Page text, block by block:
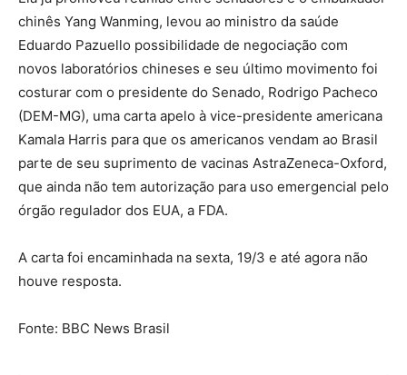
chinês Yang Wanming, levou ao ministro da saúde
Eduardo Pazuello possibilidade de negociação com
novos laboratórios chineses e seu último movimento foi
costurar com o presidente do Senado, Rodrigo Pacheco
(DEM-MG), uma carta apelo à vice-presidente americana
Kamala Harris para que os americanos vendam ao Brasil
parte de seu suprimento de vacinas AstraZeneca-Oxford,
que ainda não tem autorização para uso emergencial pelo
órgão regulador dos EUA, a FDA.
A carta foi encaminhada na sexta, 19/3 e até agora não
houve resposta.
Fonte: BBC News Brasil